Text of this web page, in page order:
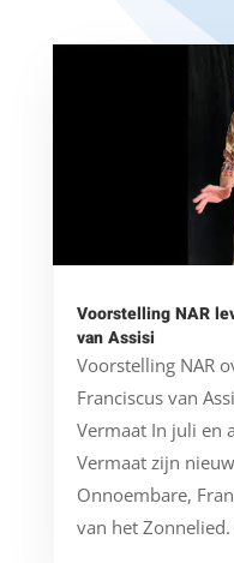
Voorstelling NAR
van Assisi
Voorstelling NAR
Franciscus van
Vermaat In juli en
Vermaat zijn
Onnoembare,
van het